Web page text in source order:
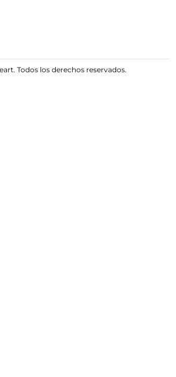
Todos los derechos reservados.